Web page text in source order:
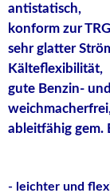
antistatisch,
konform zur
sehr glatter
Kälteflexibilität,
gute Benzin-
weichmacherfrei,
ableitfähig gem.
- leichter und